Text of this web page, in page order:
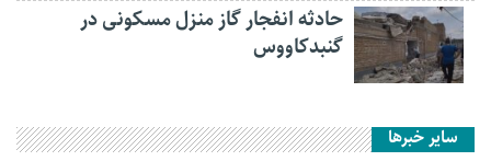
حادثه انفجار گاز منزل مسکونی در
گنبدکاووس
سایر خبرها